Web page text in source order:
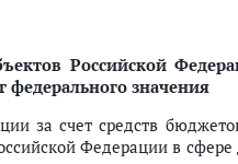
Российской
значения
за счет средств
Федерации в